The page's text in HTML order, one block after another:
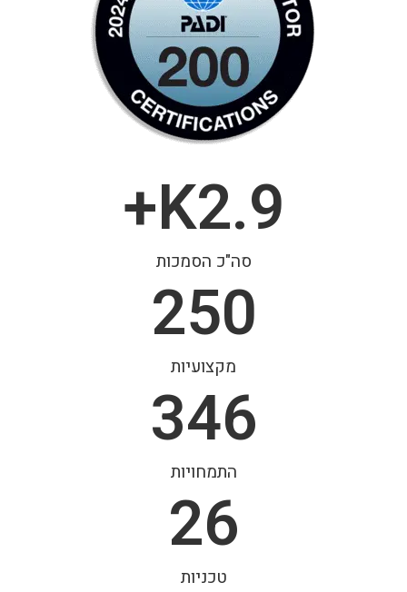
סה"כ הסמכות
2.9
K+
מקצועיות
250
התמחויות
346
טכניות
27